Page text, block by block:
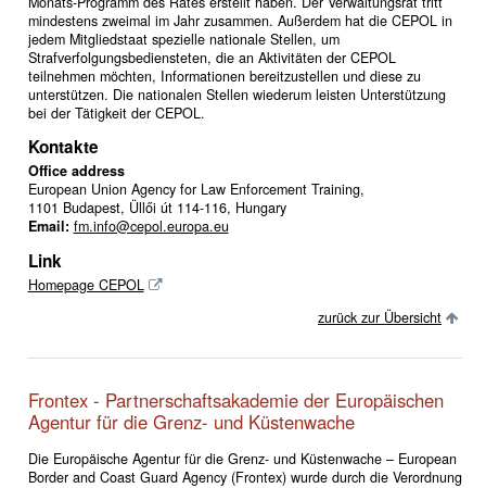
mindestens zweimal im Jahr zusammen. Außerdem hat die CEPOL in
jedem Mitgliedstaat spezielle nationale Stellen, um
Strafverfolgungsbediensteten, die an Aktivitäten der CEPOL
teilnehmen möchten, Informationen bereitzustellen und diese zu
unterstützen. Die nationalen Stellen wiederum leisten Unterstützung
bei der Tätigkeit der CEPOL.
Kontakte
Office address
European Union Agency for Law Enforcement Training,
1101 Budapest, Üllői út 114-116, Hungary
Email: fm.info@cepol.europa.eu
Link
Homepage CEPOL
zurück zur Übersicht
Frontex - Partnerschaftsakademie der Europäischen
Agentur für die Grenz- und Küstenwache
Die Europäische Agentur für die Grenz- und Küstenwache – European
Border and Coast Guard Agency (Frontex) wurde durch die Verordnung